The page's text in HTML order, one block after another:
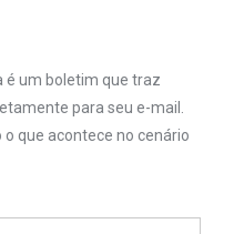
é um boletim que traz
para seu e-mail.
que acontece no cenário